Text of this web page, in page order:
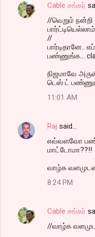
Cable சங்கர்
//வெறும் நன்றி
//
பார்டிதானே..
பண்ணுங்க...
நிஜமாவே
டெஸ் ட்
11:01 AM
Raj said…
எவ்வளவோ
மாட்டோமா??!!
வாழ்க
8:24 PM
Cable சங்கர்
//வாழ்க